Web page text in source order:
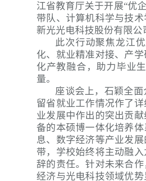
江省教育厅关于开展“优
带队、计算机科学与技
新光光电科技股份有限公
此次行动聚焦龙江
化、就业精准对接、产
化产教融合，助力毕业
量。
座谈会上，石颖全
留省就业工作情况作了
业发展中作出的突出贡
备的本硕博一体化培养
息、数字经济等产业发
带，学校始终将主动融
辞的责任。针对未来合
经济与光电科技领域优